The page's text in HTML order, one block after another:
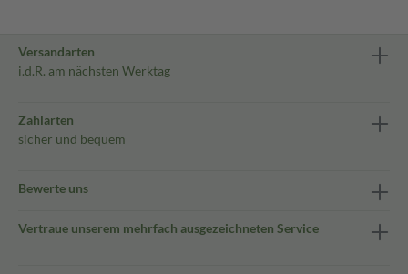
Versandarten
i.d.R. am nächsten Werktag
Zahlarten
sicher und bequem
Bewerte uns
Vertraue unserem mehrfach ausgezeichneten Service